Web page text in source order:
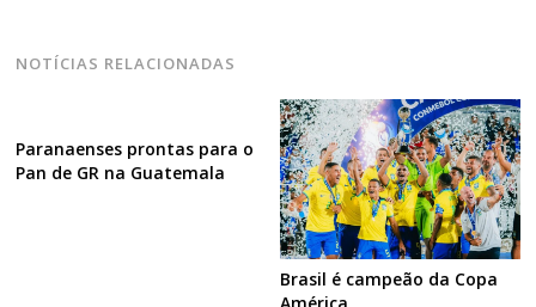
NOTÍCIAS RELACIONADAS
Paranaenses prontas para o
Pan de GR na Guatemala
Brasil é campeão da Copa